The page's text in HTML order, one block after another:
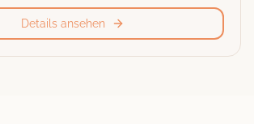
Details ansehen